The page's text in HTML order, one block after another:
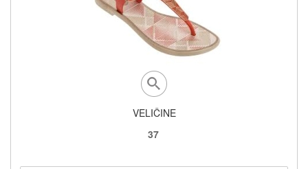
VELIČINE
37